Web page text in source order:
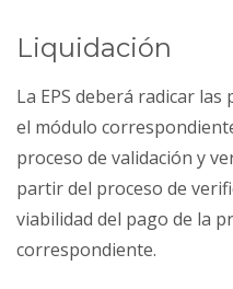
Liquidación
La EPS deberá radicar
el módulo
proceso de validación y
partir del proceso de
viabilidad del pago de la
correspondiente.